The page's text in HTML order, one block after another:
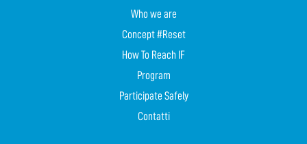
Who we are
Concept #Reset
How To Reach IF
Program
Participate Safely
Contatti